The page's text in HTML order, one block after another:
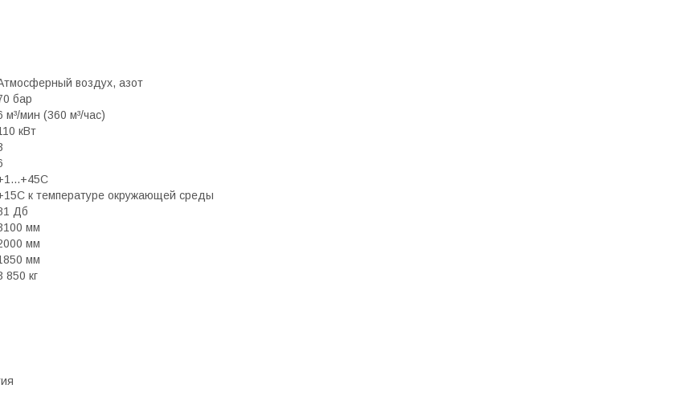
воздух, азот
бар
м³/мин (360 м³/час)
кВт
к температуре окружающей среды
Дб
мм
мм
мм
850 кг